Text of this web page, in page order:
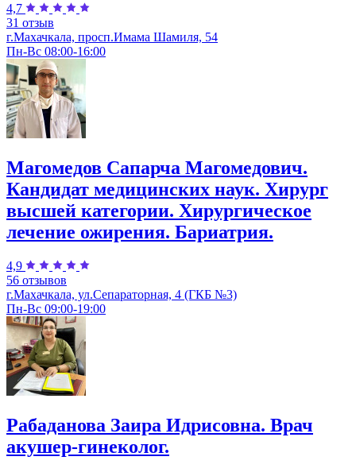
4,7
31 отзыв
г.Махачкала, просп.Имама Шамиля, 54
Пн-Вс 08:00-16:00
Магомедов Сапарча Магомедович.
Кандидат медицинских наук. Хирург
высшей категории. Хирургическое
лечение ожирения. Бариатрия.
4,9
56 отзывов
г.Махачкала, ул.Сепараторная, 4 (ГКБ №3)
Пн-Вс 09:00-19:00
Рабаданова Заира Идрисовна. Врач
акушер-гинеколог.